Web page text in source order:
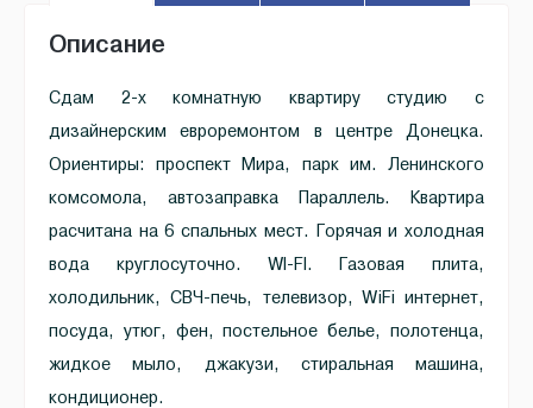
Описание
Сдам 2-х комнатную квартиру студию с
дизайнерским евроремонтом в центре Донецка.
Ориентиры: проспект Мира, парк им. Ленинского
комсомола, автозаправка Параллель. Квартира
расчитана на 6 спальных мест. Горячая и холодная
вода круглосуточно. WI-FI. Газовая плита,
холодильник, СВЧ-печь, телевизор, WiFi интернет,
посуда, утюг, фен, постельное белье, полотенца,
жидкое мыло, джакузи, стиральная машина,
кондиционер.